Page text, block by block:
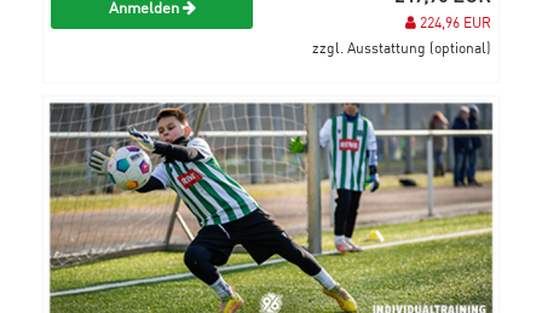
Anmelden
224,96 EUR
zzgl. Ausstattung (optional)